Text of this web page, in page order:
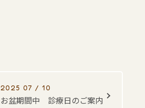
2025 07 / 10
お盆期間中 診療日のご案内